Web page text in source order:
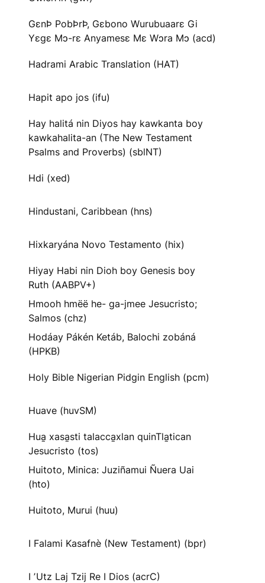
GɛnÞ PobÞrÞ, Gɛbono Wurubuaarɛ Gi
Yɛgɛ Mɔ-rɛ Anyamesɛ Mɛ Wɔra Mɔ (acd)
Hadrami Arabic Translation (HAT)
Hapit apo jos (ifu)
Hay halitá nin Diyos hay kawkanta boy
kawkahalita-an (The New Testament
Psalms and Proverbs) (sblNT)
Hdi (xed)
Hindustani, Caribbean (hns)
Hixkaryána Novo Testamento (hix)
Hiyay Habi nin Dioh boy Genesis boy
Ruth (AABPV+)
Hmooh hmëë he- ga-jmee Jesucristo;
Salmos (chz)
Hodáay Pákén Ketáb, Balochi zobáná
(HPKB)
Holy Bible Nigerian Pidgin English (pcm)
Huave (huvSM)
Hua̱ xasa̱sti talacca̱xlan quinTla̱tican
Jesucristo (tos)
Huitoto, Minica: Juziñamui Ñuera Uai
(hto)
Huitoto, Murui (huu)
I Falami Kasafnè (New Testament) (bpr)
I ʼUtz Laj Tzij Re I Dios (acrC)